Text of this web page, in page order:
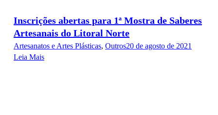
Inscrições abertas para 1ª Mostra de Saberes
Artesanais do Litoral Norte
Artesanatos e Artes Plásticas, Outros20 de agosto de 2021
Leia Mais